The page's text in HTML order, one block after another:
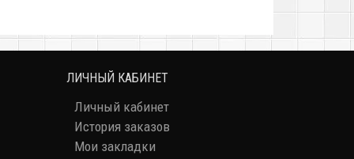
ЛИЧНЫЙ КАБИНЕТ
Личный кабинет
История заказов
Мои закладки